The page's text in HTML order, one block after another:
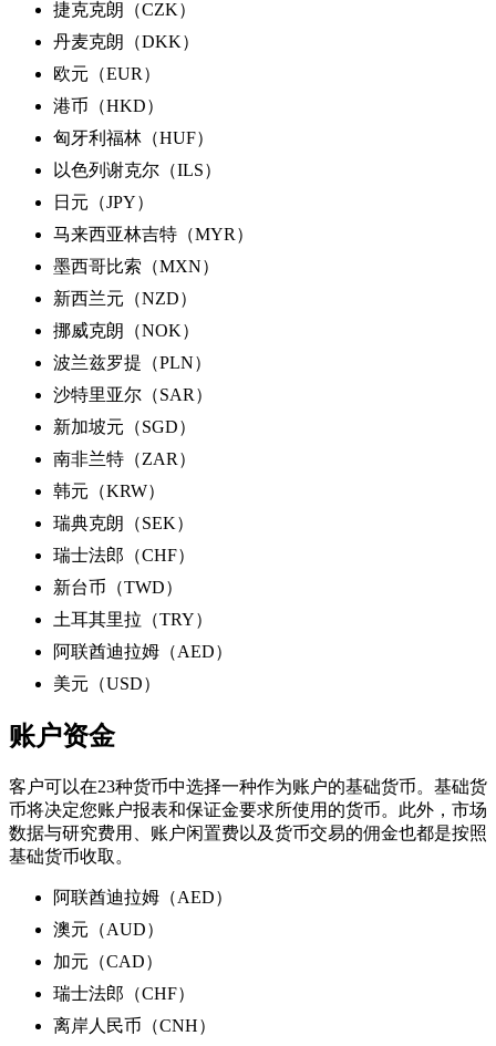
捷克克朗（CZK）
丹麦克朗（DKK）
欧元（EUR）
港币（HKD）
匈牙利福林（HUF）
以色列谢克尔（ILS）
日元（JPY）
马来西亚林吉特（MYR）
墨西哥比索（MXN）
新西兰元（NZD）
挪威克朗（NOK）
波兰兹罗提（PLN）
沙特里亚尔（SAR）
新加坡元（SGD）
南非兰特（ZAR）
韩元（KRW）
瑞典克朗（SEK）
瑞士法郎（CHF）
新台币（TWD）
土耳其里拉（TRY）
阿联酋迪拉姆（AED）
美元（USD）
账户资金
客户可以在23种货币中选择一种作为账户的基础货币。基础货
币将决定您账户报表和保证金要求所使用的货币。此外，市场
数据与研究费用、账户闲置费以及货币交易的佣金也都是按照
基础货币收取。
阿联酋迪拉姆（AED）
澳元（AUD）
加元（CAD）
瑞士法郎（CHF）
离岸人民币（CNH）